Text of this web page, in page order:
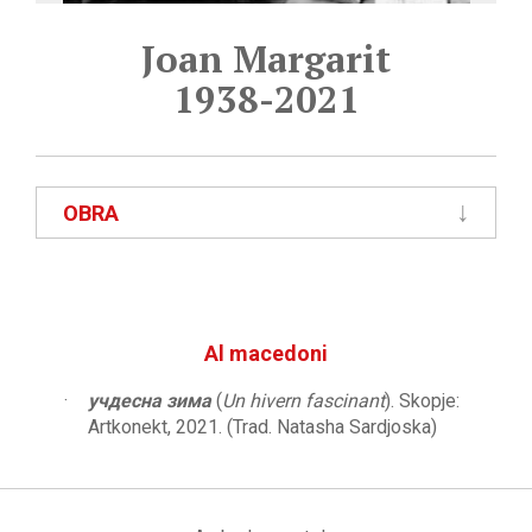
Joan Margarit
1938-2021
OBRA
Al macedoni
учдесна зима(Un hivern fascinant). Skopje:
Artkonekt, 2021. (Trad. Natasha Sardjoska)